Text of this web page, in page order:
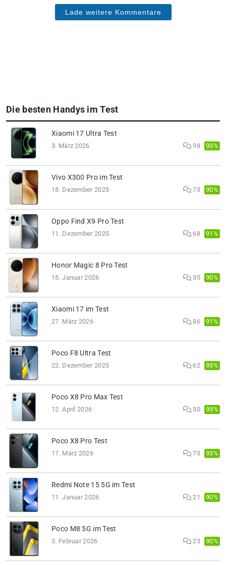
Lade weitere Kommentare
Die besten Handys im Test
Xiaomi 17 Ultra Test
3. März 2026 98 93%
Vivo X300 Pro im Test
18. Dezember 2025 73 90%
Oppo Find X9 Pro Test
11. Dezember 2025 68 91%
Honor Magic 8 Pro Test
15. Januar 2026 35 90%
Xiaomi 17 im Test
27. März 2026 86 91%
Poco F8 Ultra Test
22. Dezember 2025 62 93%
Poco X8 Pro Max Test
12. April 2026 50 93%
Poco X8 Pro Test
17. März 2026 73 93%
Redmi Note 15 5G im Test
11. Januar 2026 21 90%
Poco M8 5G im Test
3. Februar 2026 23 90%